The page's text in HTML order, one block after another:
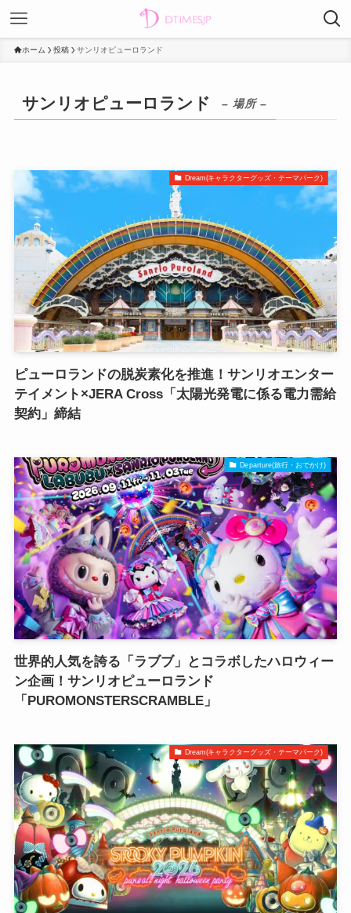
ホーム 投稿 サンリオピューロランド
サンリオピューロランド – 場所 –
Dream(キャラクターグッズ・テーマパーク)
ピューロランドの脱炭素化を推進！サンリオエンター
テイメント×JERA Cross「太陽光発電に係る電力需給
契約」締結
Departure(旅行・おでかけ)
世界的人気を誇る「ラブブ」とコラボしたハロウィー
ン企画！サンリオピューロランド
「PUROMONSTERSCRAMBLE」
Dream(キャラクターグッズ・テーマパーク)